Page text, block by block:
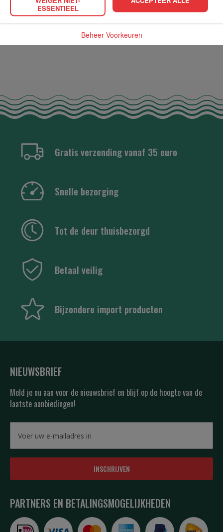
POPULAIRE PRODUCTEN
Gratis verzending vanaf 35 euro
Snelle bezorging
Tot de deur thuisbezorgd
Betaal veilig
Bijzondere import producten
NIEUWSBRIEF
Meld je nu aan voor de nieuwsbrief en blijf op de hoogte van de
laatste aanbiedingen!
INSCHRIJVEN
PARTNERS EN BETALINGSMOGELIJKHEDEN
ESSENTIEEL
Beheer Voorkeuren